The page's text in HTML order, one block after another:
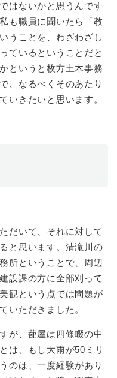
はないかと思うんです
も職員に聞いたら「教
うことを、わざわざし
ているということだと
というと枚方土木事務
、なるべくそのあたり
いきたいと思います。
だいて、それに対して
と思います。清滝川の
所ということで、周辺
設課の方に全部刈って
観という点では問題が
いただきました。
が、蔀屋は四條畷の中
は、もし大雨が50ミリ
のは、一度経験があり